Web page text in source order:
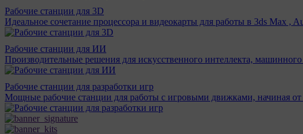
Рабочие станции для 3D
Идеальное сочетание процессора и видеокарты для работы в 3ds Max ,
Рабочие станции для ИИ
Производительные решения для искусственного интеллекта,
Рабочие станции для разработки игр
Мощные рабочие станции для работы с игровыми движками, начиная